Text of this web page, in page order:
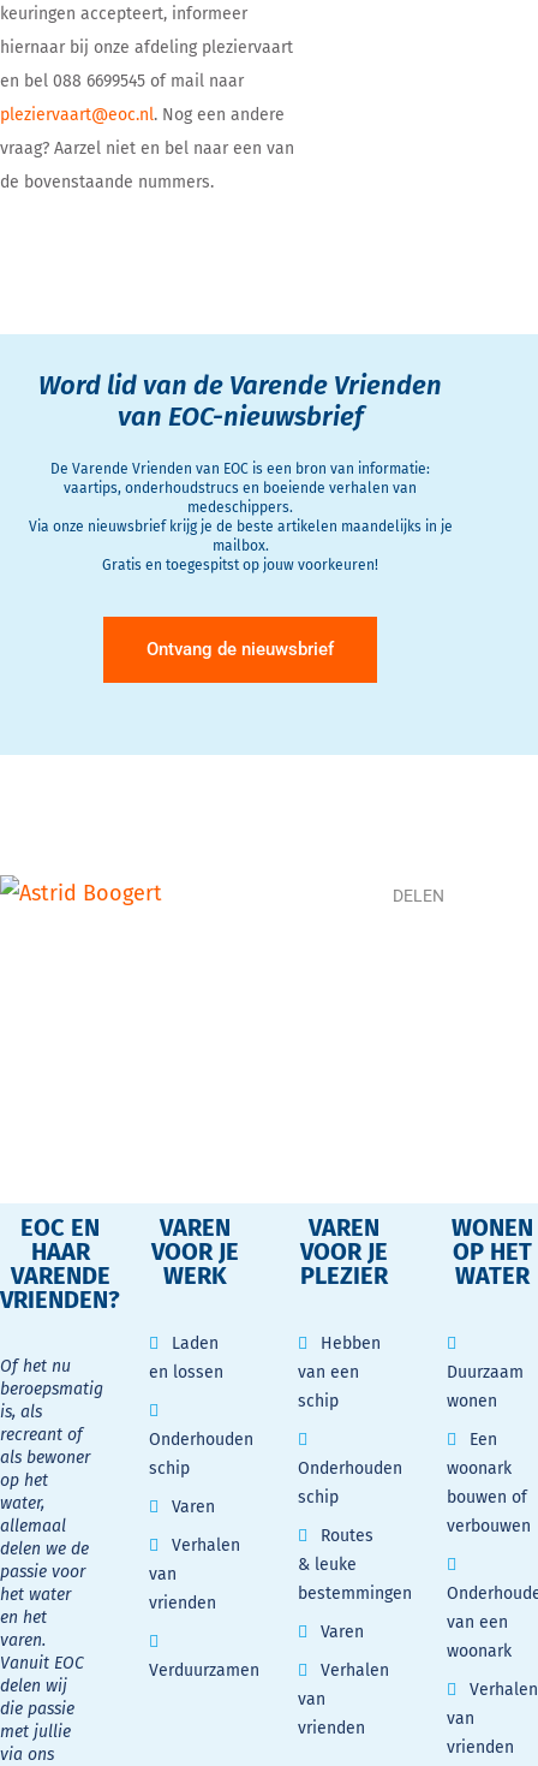
keuringen accepteert, informeer
hiernaar bij onze afdeling pleziervaart
en bel 088 6699545 of mail naar
pleziervaart@eoc.nl. Nog een andere
vraag? Aarzel niet en bel naar een van
de bovenstaande nummers.
Word lid van de Varende Vrienden
van EOC-nieuwsbrief
De Varende Vrienden van EOC is een bron van informatie:
vaartips, onderhoudstrucs en boeiende verhalen van
medeschippers.
Via onze nieuwsbrief krijg je de beste artikelen maandelijks in je
mailbox.
Gratis en toegespitst op jouw voorkeuren!
Ontvang de nieuwsbrief
DELEN
EOC EN
HAAR
VARENDE
VRIENDEN?
Of het nu
beroepsmatig
is, als
recreant of
als bewoner
op het
water,
allemaal
delen we de
passie voor
het water
en het
varen.
Vanuit EOC
delen wij
die passie
met jullie
via ons
VAREN
VOOR JE
WERK
Laden
en lossen
Onderhouden
schip
Varen
Verhalen
van
vrienden
Verduurzamen
VAREN
VOOR JE
PLEZIER
Hebben
van een
schip
Onderhouden
schip
Routes
& leuke
bestemmingen
Varen
Verhalen
van
vrienden
WONEN
OP HET
WATER
Duurzaam
wonen
Een
woonark
bouwen of
verbouwen
van een
woonark
Verhalen
van
vrienden